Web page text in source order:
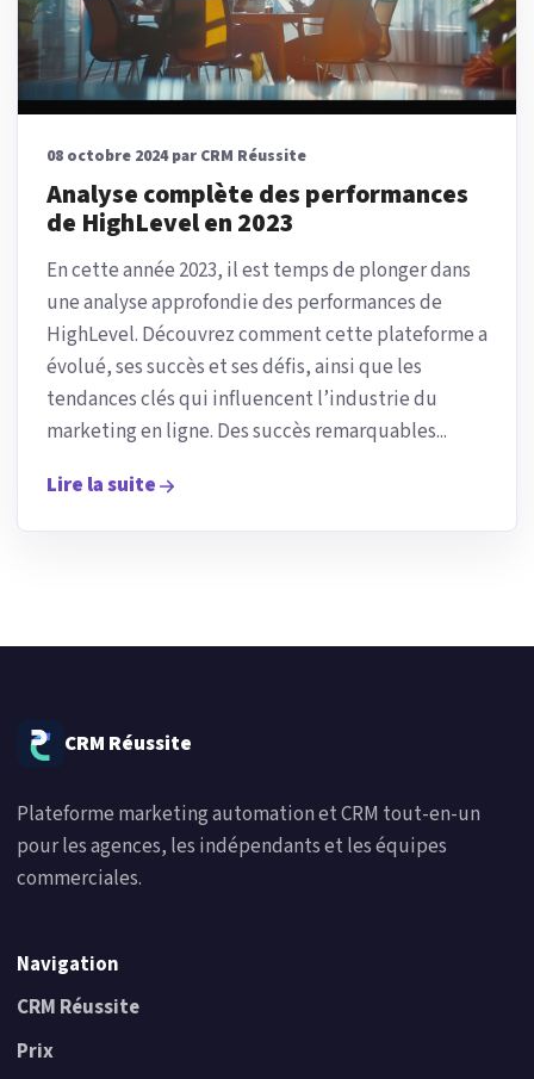
08 octobre 2024 par CRM Réussite
Analyse complète des performances
de HighLevel en 2023
En cette année 2023, il est temps de plonger dans
une analyse approfondie des performances de
HighLevel. Découvrez comment cette plateforme a
évolué, ses succès et ses défis, ainsi que les
tendances clés qui influencent l’industrie du
marketing en ligne. Des succès remarquables...
Lire la suite
CRM Réussite
Plateforme marketing automation et CRM tout-en-un
pour les agences, les indépendants et les équipes
commerciales.
Navigation
CRM Réussite
Prix